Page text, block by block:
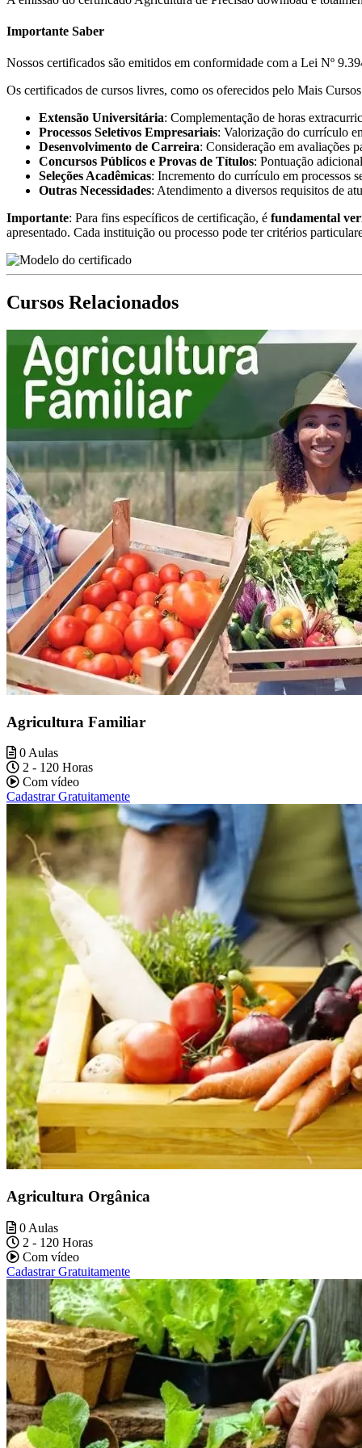
Importante Saber
Nossos certificados são emitidos em conformidade com a Lei Nº
Os certificados de cursos livres, como os oferecidos pelo Mais
Extensão Universitária: Complementação de horas
Processos Seletivos Empresariais: Valorização do currículo
Desenvolvimento de Carreira: Consideração em avaliações
Concursos Públicos e Provas de Títulos: Pontuação
Seleções Acadêmicas: Incremento do currículo em processos
Outras Necessidades: Atendimento a diversos requisitos de
Importante: Para fins específicos de certificação, é fundamental
apresentado. Cada instituição ou processo pode ter critérios
Cursos Relacionados
Agricultura Familiar
0 Aulas
2 - 120 Horas
Com vídeo
Cadastrar Gratuitamente
Agricultura Orgânica
0 Aulas
2 - 120 Horas
Com vídeo
Cadastrar Gratuitamente